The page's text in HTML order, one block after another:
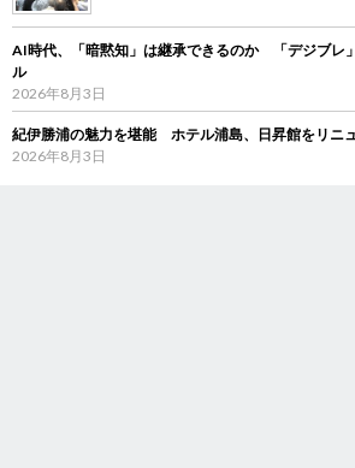
AI時代、「暗黙知」は継承できるのか 「デジブレ
ル
2026年8月3日
紀伊勝浦の魅力を堪能 ホテル浦島、日昇館をリニ
2026年8月3日